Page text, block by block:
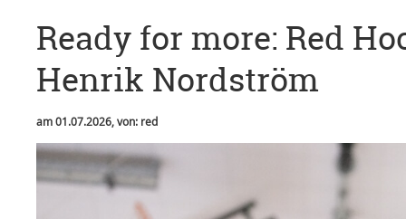
Ready for more: Red
Henrik Nordström
am 01.07.2026, von: red